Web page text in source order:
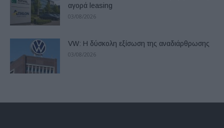
αγορά leasing
03/08/2026
VW: Η δύσκολη εξίσωση της αναδιάρθρωσης
03/08/2026